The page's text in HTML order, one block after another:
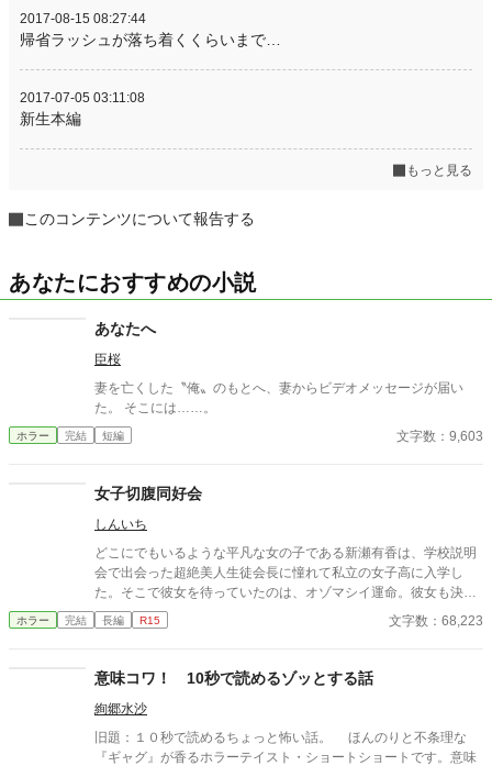
2017-08-15 08:27:44
帰省ラッシュが落ち着くくらいまで…
2017-07-05 03:11:08
新生本編
もっと見る
このコンテンツについて報告する
あなたにおすすめの小説
あなたへ
臣桜
妻を亡くした〝俺〟のもとへ、妻からビデオメッセージが届い
た。 そこには……。
ホラー 完結 短編 文字数：9,603
女子切腹同好会
しんいち
どこにでもいるような平凡な女の子である新瀬有香は、学校説明
会で出会った超絶美人生徒会長に憧れて私立の女子高に入学し
た。そこで彼女を待っていたのは、オゾマシイ運命。彼女も決し
て正常とは言えない思考に染まってゆき、流されていってしま
う…。 はたして、彼女の行き着く先は・・・。 この話は、切腹場
た・・・。登場人物は、だれもかれも皆、イカレテいます。イカ
レタ者どものイカレタ話です。決して、マネしてはいけません。
マネしてはいけないのですが……。案外、あなたの近くにも、似
たような話があるのかも。 世の中には、知らなくて良いコト…知
ってはいけないコト…が、存在するのですよ。
ホラー 完結 長編 R15 文字数：68,223
意味コワ！ 10秒で読めるゾッとする話
絢郷水沙
旧題：１０秒で読めるちょっと怖い話。 ほんのりと不条理な
『ギャグ』が香るホラーテイスト・ショートショートです。意味